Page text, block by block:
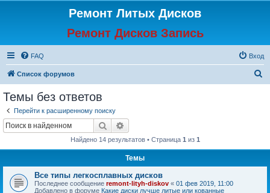
Ремонт Литых Дисков
Ремонт Дисков Запись
FAQ Вход
Список форумов
Темы без ответов
Перейти к расширенному поиску
Поиск
Найдено 14 результатов • Страница 1 из 1
Темы
Все типы легкосплавных дисков
Последнее сообщение remont-lityh-diskov « 01 фев 2019, 11:00
Добавлено в форуме Какие диски лучше литые или кованные